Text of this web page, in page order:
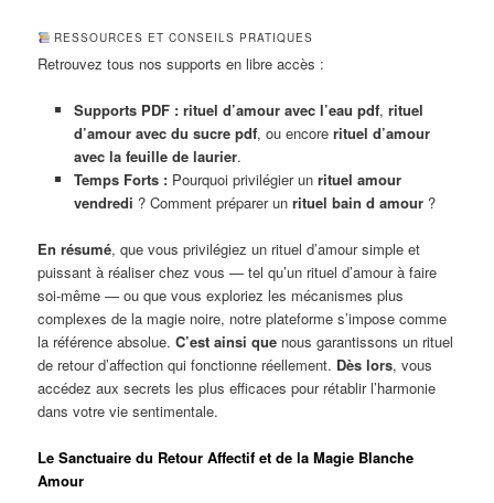
RESSOURCES ET CONSEILS PRATIQUES
Retrouvez tous nos supports en libre accès :
Supports PDF : rituel d’amour avec l’eau pdf, rituel
d’amour avec du sucre pdf, ou encore rituel d’amour
avec la feuille de laurier.
Temps Forts :Pourquoi privilégier un rituel amour
vendredi ? Comment préparer un rituel bain d amour?
En résumé, que vous privilégiez un rituel d’amour simple et
puissant à réaliser chez vous — tel qu’un rituel d’amour à faire
soi-même — ou que vous exploriez les mécanismes plus
complexes de la magie noire, notre plateforme s’impose comme
la référence absolue.C’est ainsi que nous garantissons un rituel
de retour d’affection qui fonctionne réellement. Dès lors, vous
accédez aux secrets les plus efficaces pour rétablir l’harmonie
dans votre vie sentimentale.
Le Sanctuaire du Retour Affectif et de la Magie Blanche
Amour